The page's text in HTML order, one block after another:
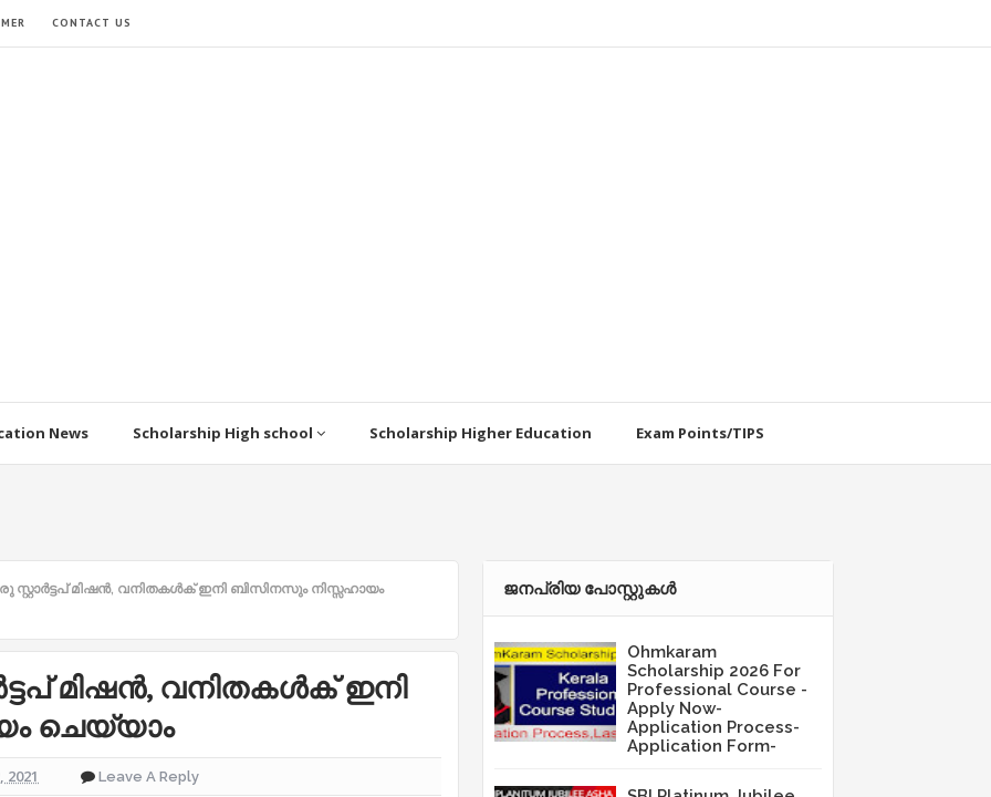
CONTACT US
News Scholarship High school Scholarship Higher Education Exam Points/TIPS
സ്റ്റാർട്ടപ് മിഷൻ, വനിതകൾക് ഇനി ബിസിനസും നിസ്സഹായം
മിഷൻ, വനിതകൾക് ഇനി
ചെയ്യാം
2021 Leave A Reply
ജനപ്രിയ പോസ്റ്റുകള്‍‌
Ohmkaram
Scholarship 2026 For
Professional Course -
Apply Now-
Application Process-
Application Form-